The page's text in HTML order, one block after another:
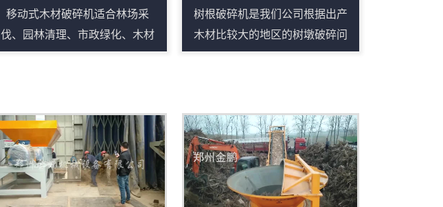
移动式木材破碎机适合林场采
伐、园林清理、市政绿化、木材
回收等分散作业场景，车载底盘
可处理树枝、树根、板皮、废旧
家具、木托盘等多类木质物料，
进料口宽、咬料能力强，搭配输
送装置可连续出料。液压翻转和
自动控制便于日常检修，遥控或
树根破碎机是我们公司根据出产
木材比较大的地区的树墩破碎问
题生产的一种新型树墩削片加工
高，经推广使用后，效果良好，
整套设备是由电动机带动，噪音
小、结构简单、布置紧凑、售价
便宜、工作稳定、产量高、成品
质量好，加工成本低。我公司研